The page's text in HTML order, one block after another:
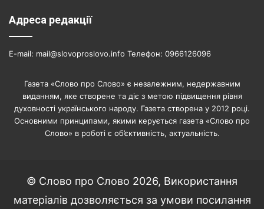
Адреса редакції
E-mail: mail@slovoproslovo.info Телефон: 0966126096
Газета «Слово про Слово» є незалежним, недержавним
виданням, яке створене та діє з метою підвищення рівня
духовності українського народу. Газета створена у 2012 році.
Основними принципами, якими керується газета «Слово про
Слово» в роботі є об’єктивність, актуальність.
© Слово про Слово 2026, Використання
матеріалів дозволяється за умови посилання